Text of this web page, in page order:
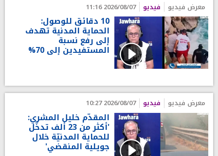
معرض فيديو فيديو 2026/08/07 11:16
10 دقائق للوصول:
الحماية المدنية تهدف
إلى رفع نسبة
المستفيدين إلى 70%
معرض فيديو فيديو 2026/08/07 10:27
المقدّم خليل المشري:
'أكثر من 23 ألف تدخّل
للحماية المدنيّة خلال
جويلية المنقضي'